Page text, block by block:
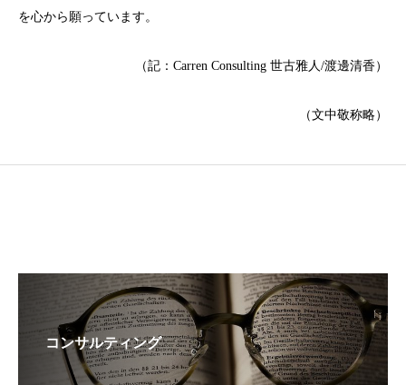
を心から願っています。
（記：Carren Consulting 世古雅人/渡邊清香）
（文中敬称略）
コンサルティング